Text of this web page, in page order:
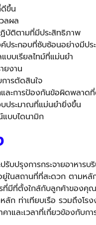
ขึ้น
ลผล
บัติตามที่มีประสิทธิภาพ
ประกอบที่ซับซ้อนอย่างมีป
บบเรียลไทม์ที่แม่นยำ
ยงาน
ารตัดสินใจ
ละการป้องกันข้อผิดพลาด
ประมาณที่แม่นยำยิ่งขึ้น
บบไดนามิก
รับปรุงการกระจายอาหารบ
ในสถานที่ที่สะดวก ตามหลั
ที่มีที่ตั้งใกล้กับลูกค้าของคุณ
ลัก ท่าเทียบเรือ รวมถึงโร
าและเวลาที่เกี่ยวข้องกับกา